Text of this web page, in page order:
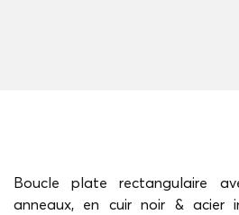
Boucle plate rectangulaire
anneaux, en cuir noir & acier